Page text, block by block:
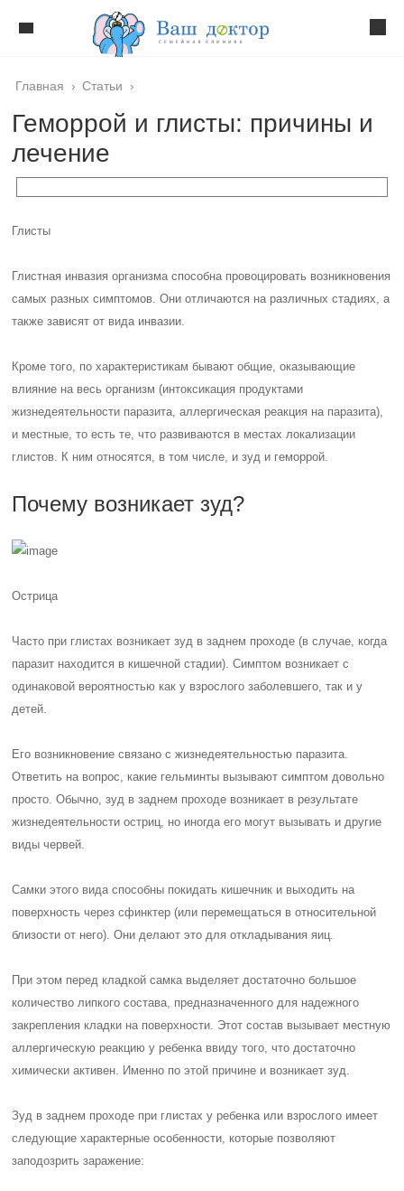
Главная › Статьи ›
Геморрой и глисты: причины и
лечение
Глисты
Глистная инвазия организма способна провоцировать возникновения
самых разных симптомов. Они отличаются на различных стадиях, а
также зависят от вида инвазии.
Кроме того, по характеристикам бывают общие, оказывающие
влияние на весь организм (интоксикация продуктами
жизнедеятельности паразита, аллергическая реакция на паразита),
и местные, то есть те, что развиваются в местах локализации
глистов. К ним относятся, в том числе, и зуд и геморрой.
Почему возникает зуд?
Острица
Часто при глистах возникает зуд в заднем проходе (в случае, когда
паразит находится в кишечной стадии). Симптом возникает с
одинаковой вероятностью как у взрослого заболевшего, так и у
детей.
Его возникновение связано с жизнедеятельностью паразита.
Ответить на вопрос, какие гельминты вызывают симптом довольно
просто. Обычно, зуд в заднем проходе возникает в результате
жизнедеятельности остриц, но иногда его могут вызывать и другие
виды червей.
Самки этого вида способны покидать кишечник и выходить на
поверхность через сфинктер (или перемещаться в относительной
близости от него). Они делают это для откладывания яиц.
При этом перед кладкой самка выделяет достаточно большое
количество липкого состава, предназначенного для надежного
закрепления кладки на поверхности. Этот состав вызывает местную
аллергическую реакцию у ребенка ввиду того, что достаточно
химически активен. Именно по этой причине и возникает зуд.
Зуд в заднем проходе при глистах у ребенка или взрослого имеет
следующие характерные особенности, которые позволяют
заподозрить заражение: